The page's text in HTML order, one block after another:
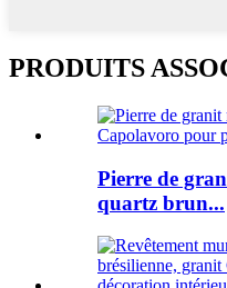
PRODUITS
Pierre de
quartz brun...